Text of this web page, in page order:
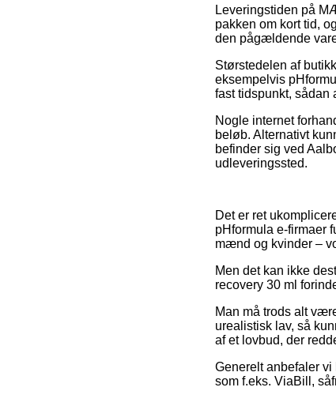
Leveringstiden på
pakken om kort tid,
den pågældende
Størstedelen af
eksempelvis
fast tidspunkt, sådan
Nogle internet
beløb. Alternativt
befinder sig ved
udleveringssted.
Det er ret
pHformula e-firmaer
mænd og kvinder –
Men det kan ikke
recovery 30 ml
Man må trods alt
urealistisk lav, så
af et lovbud, der
Generelt anbefaler
som f.eks. ViaBill,